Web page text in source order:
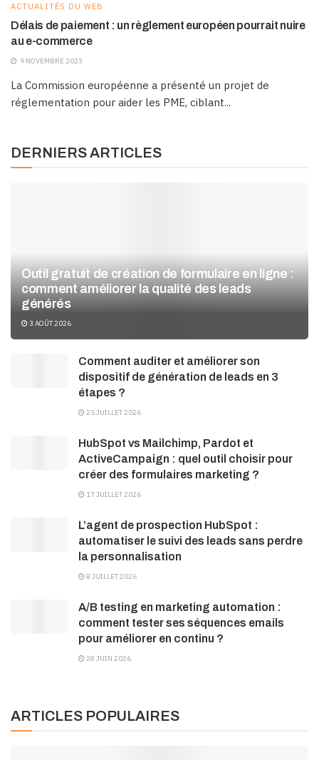
ACTUALITÉS DU WEB
Délais de paiement : un règlement européen pourrait nuire
au e-commerce
9 NOVEMBRE 2023
La Commission européenne a présenté un projet de
réglementation pour aider les PME, ciblant...
DERNIERS ARTICLES
Outil gratuit de création de formulaire en ligne :
comment améliorer la qualité des leads
générés
3 AOÛT 2026
Comment auditer et améliorer son
dispositif de génération de leads en 3
étapes ?
25 JUILLET 2026
HubSpot vs Mailchimp, Pardot et
ActiveCampaign : quel outil choisir pour
créer des formulaires marketing ?
17 JUILLET 2026
L’agent de prospection HubSpot :
automatiser le suivi des leads sans perdre
la personnalisation
8 JUILLET 2026
A/B testing en marketing automation :
comment tester ses séquences emails
pour améliorer en continu ?
28 JUIN 2026
ARTICLES POPULAIRES